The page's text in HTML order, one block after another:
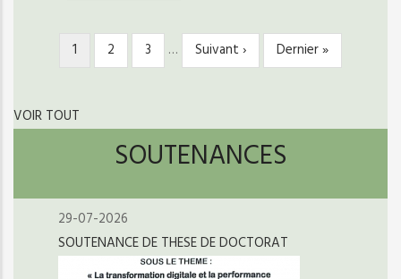
PAGINATION
Page
courante
1 Page
2 Page
3 …
Page
suivante
Suivant ›
Dernière
page
Dernier »
VOIR TOUT
SOUTENANCES
29-07-2026
SOUTENANCE DE THESE DE DOCTORAT